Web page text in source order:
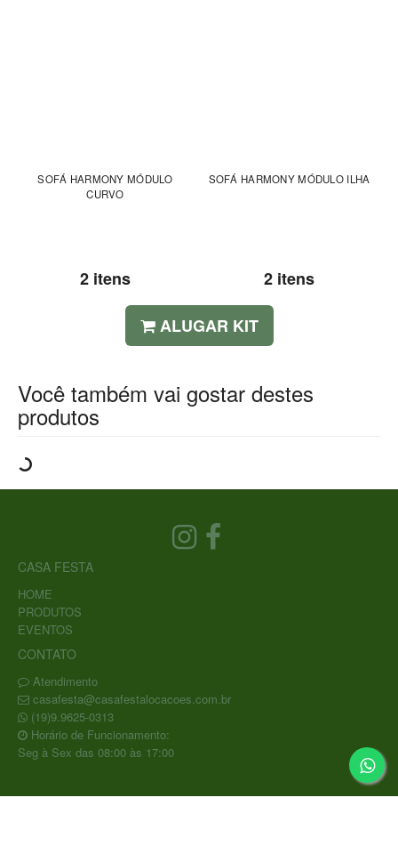
SOFÁ HARMONY MÓDULO
CURVO
2 itens
SOFÁ HARMONY MÓDULO ILHA
2 itens
ALUGAR KIT
Você também vai gostar destes
produtos
CASA FESTA
HOME
PRODUTOS
EVENTOS
CONTATO
Atendimento
casafesta@casafestalocacoes.com.br
(19)9.9625-0313
Horário de Funcionamento:
Seg à Sex das 08:00 às 17:00